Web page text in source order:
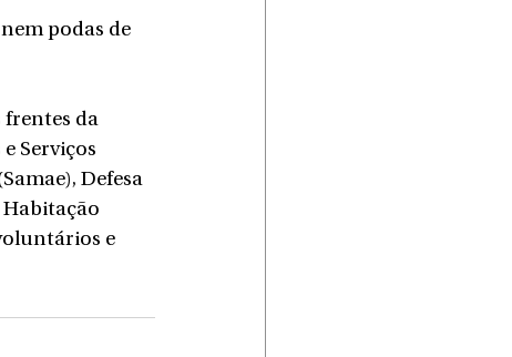
podas de
frentes da
Serviços
Defesa
e